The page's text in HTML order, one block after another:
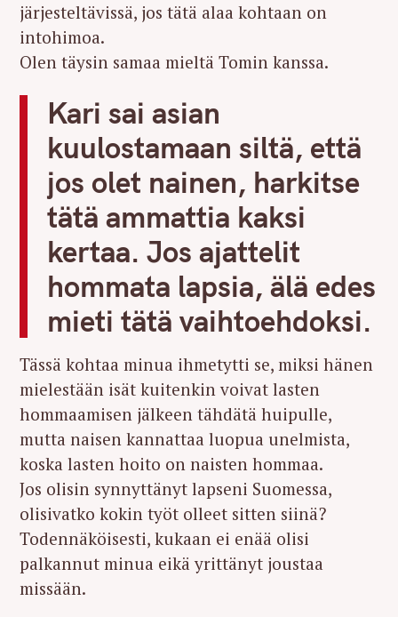
järjesteltävissä, jos tätä alaa kohtaan on
intohimoa.
Olen täysin samaa mieltä Tomin kanssa.
Kari sai asian
kuulostamaan siltä, että
jos olet nainen, harkitse
tätä ammattia kaksi
kertaa. Jos ajattelit
hommata lapsia, älä edes
mieti tätä vaihtoehdoksi.
Tässä kohtaa minua ihmetytti se, miksi hänen
mielestään isät kuitenkin voivat lasten
hommaamisen jälkeen tähdätä huipulle,
mutta naisen kannattaa luopua unelmista,
koska lasten hoito on naisten hommaa.
Jos olisin synnyttänyt lapseni Suomessa,
olisivatko kokin työt olleet sitten siinä?
Todennäköisesti, kukaan ei enää olisi
palkannut minua eikä yrittänyt joustaa
missään.